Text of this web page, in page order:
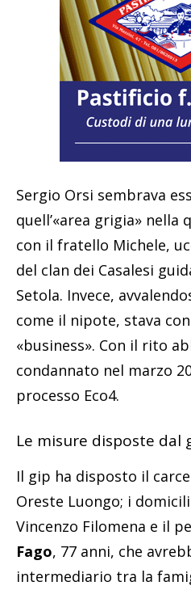
Sergio Orsi sembrava
quell’«area grigia» nella
con il fratello Michele,
del clan dei Casalesi
Setola. Invece,
come il nipote, stava
«business». Con il rito
condannato nel marzo
processo Eco4.
Le misure disposte dal
Il gip ha disposto il
Oreste Luongo; i
Vincenzo Filomena e il
Fago, 77 anni, che
intermediario tra la